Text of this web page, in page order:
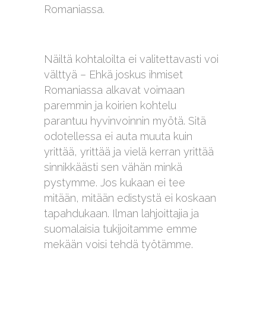
Romaniassa.
Näiltä kohtaloilta ei valitettavasti voi
välttyä – Ehkä joskus ihmiset
Romaniassa alkavat voimaan
paremmin ja koirien kohtelu
parantuu hyvinvoinnin myötä. Sitä
odotellessa ei auta muuta kuin
yrittää, yrittää ja vielä kerran yrittää
sinnikkäästi sen vähän minkä
pystymme. Jos kukaan ei tee
mitään, mitään edistystä ei koskaan
tapahdukaan. Ilman lahjoittajia ja
suomalaisia tukijoitamme emme
mekään voisi tehdä työtämme.